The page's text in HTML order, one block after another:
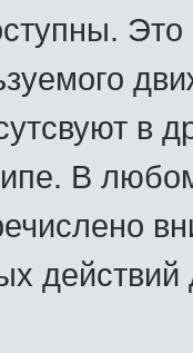
в
В